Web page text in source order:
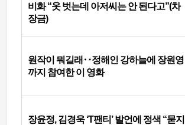
비화 “옷 벗는데 아저씨는 안 된다고”(차
장금)
원작이 뭐길래‥정해인 강하늘에 장원영
까지 참여한 이 영화
장윤정, 김경욱 ‘T팬티’ 발언에 정색 “묻지